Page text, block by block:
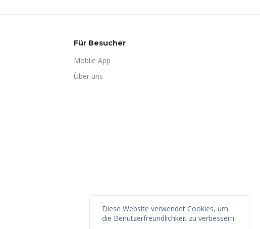
Für Besucher
Mobile App
Über uns
Diese Website verwendet Cookies, um
die Benutzerfreundlichkeit zu verbessern.